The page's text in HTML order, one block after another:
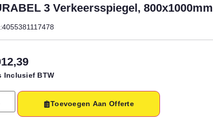
3 Verkeersspiegel, 800x1000mm
Inclusief BTW
Toevoegen Aan Offerte